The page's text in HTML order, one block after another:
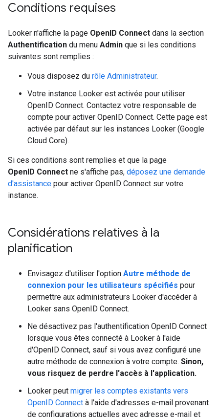
Conditions requises
Looker n'affiche la page OpenID Connect dans la section
Authentification du menu Admin que si les conditions
suivantes sont remplies :
Vous disposez du rôle Administrateur.
Votre instance Looker est activée pour utiliser
OpenID Connect. Contactez votre responsable de
compte pour activer OpenID Connect. Cette page est
activée par défaut sur les instances Looker (Google
Cloud Core).
Si ces conditions sont remplies et que la page
OpenID Connect ne s'affiche pas, déposez une demande
d'assistance pour activer OpenID Connect sur votre
instance.
Considérations relatives à la
planification
Envisagez d'utiliser l'option Autre méthode de
connexion pour les utilisateurs spécifiés pour
permettre aux administrateurs Looker d'accéder à
Looker sans OpenID Connect.
Ne désactivez pas l'authentification OpenID Connect
lorsque vous êtes connecté à Looker à l'aide
d'OpenID Connect, sauf si vous avez configuré une
autre méthode de connexion à votre compte. Sinon,
vous risquez de perdre l'accès à l'application.
Looker peut migrer les comptes existants vers
OpenID Connect à l'aide d'adresses e-mail provenant
de configurations actuelles avec adresse e-mail et